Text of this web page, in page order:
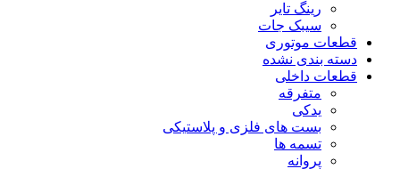
رینگ تایر
سیبک جات
قطعات موتوری
دسته بندی نشده
قطعات داخلی
متفرقه
یدکی
بست های فلزی و پلاستیکی
تسمه ها
پروانه